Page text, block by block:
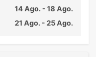
14 Ago. - 18 Ago.
21 Ago. - 25 Ago.